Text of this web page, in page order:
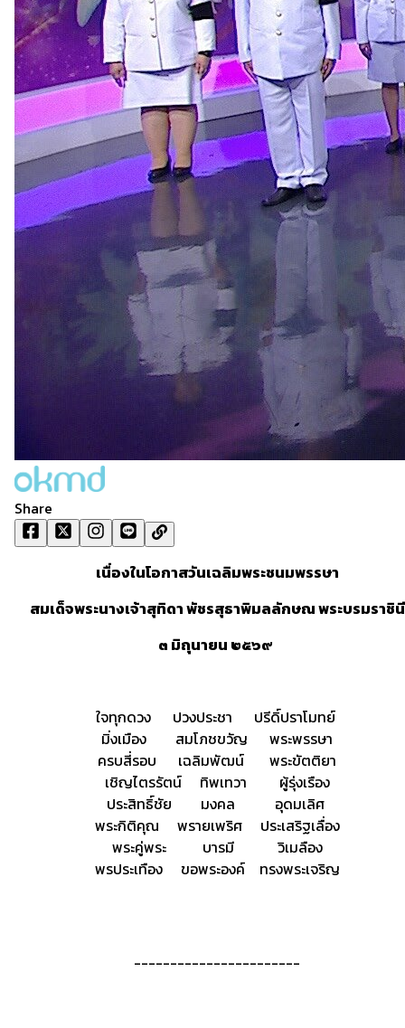
Share
เนื่องในโอกาสวันเฉลิมพระชนมพรรษา
สมเด็จพระนางเจ้าสุทิดา พัชรสุธาพิมลลักษณ พระบรมราชินี
๓ มิถุนายน ๒๕๖๙
ใจทุกดวง ปวงประชา ปรีดิ์ปราโมทย์
มิ่งเมือง สมโภชขวัญ พระพรรษา
ครบสี่รอบ เฉลิมพัฒน์ พระขัตติยา
เชิญไตรรัตน์ ทิพเทวา ผู้รุ่งเรือง
ประสิทธิ์ชัย มงคล อุดมเลิศ
พระกิติคุณ พรายเพริศ ประเสริฐเลื่อง
พระคู่พระ บารมี วิเมลือง
พรประเทือง ขอพระองค์ ทรงพระเจริญ
-----------------------